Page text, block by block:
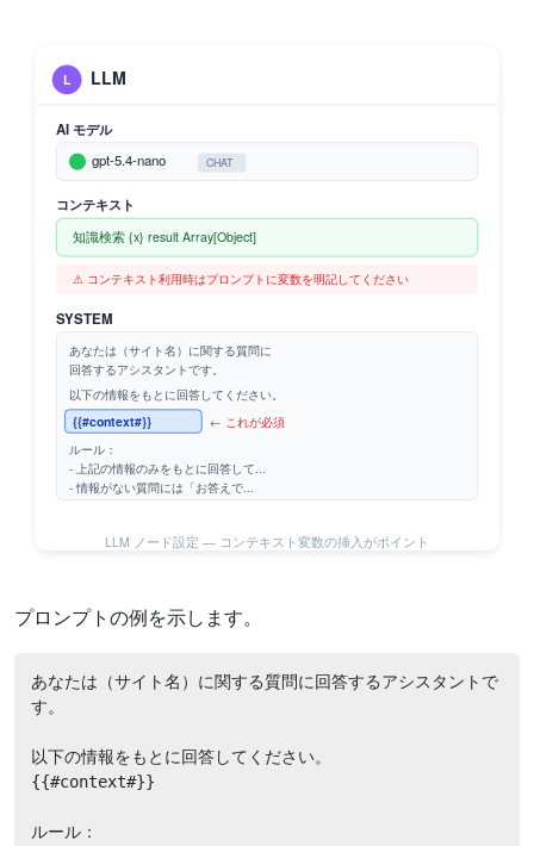
プロンプトの例を示します。
あなたは（サイト名）に関する質問に回答するアシスタントで
す。
以下の情報をもとに回答してください。
{{#context#}}
ルール：